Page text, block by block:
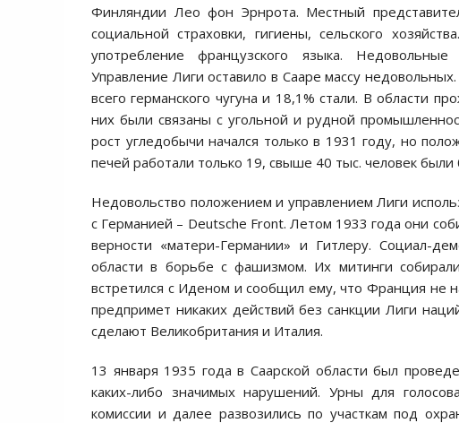
Финляндии Лео фон Эрнрота. Местный
социальной страховки, гигиены, сельского
употребление французского языка.
Управление Лиги оставило в Сааре массу
всего германского чугуна и 18,1% стали. В области
них были связаны с угольной и рудной
рост угледобычи начался только в 1931 году, но
печей работали только 19, свыше 40 тыс. человек
Недовольство положением и управлением Лиги
с Германией – Deutsche Front. Летом 1933 года они
верности «матери-Германии» и Гитлеру. Социал-
области в борьбе с фашизмом. Их митинги
встретился с Иденом и сообщил ему, что Франция не
предпримет никаких действий без санкции Лиги
сделают Великобритания и Италия.
13 января 1935 года в Саарской области был
каких-либо значимых нарушений. Урны для
комиссии и далее развозились по участкам под